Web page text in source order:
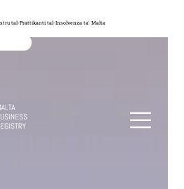
tal-Prattikanti tal-Insolvenza ta' Malta